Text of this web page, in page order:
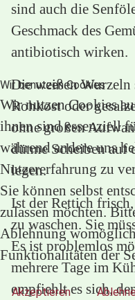
sind auch die
Geschmack des
antibiotisch wirken.
Die weißen Wurzeln
Rohkost oder
ohne großen
dünne Scheiben auf
legen.
Ist der Rettich
zu waschen. Sie
Es ist problemlos
mehrere Tage im
empfiehlt es sich,
Wir benutzen Cookies
Wir nutzen Cookies
ihnen sind essenziell
während andere uns
Nutzererfahrung zu
Sie können selbst
zulassen möchten.
Ablehnung
Funktionalitäten der
Akzeptieren